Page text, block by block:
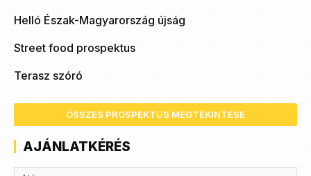
Helló Észak-Magyarország újság
Street food prospektus
Terasz szóró
ÖSSZES PROSPEKTUS MEGTEKINTÉSE
AJÁNLATKÉRÉS